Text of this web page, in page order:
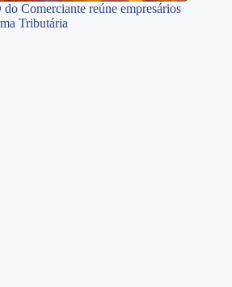
Comerciante reúne empresários
Tributária